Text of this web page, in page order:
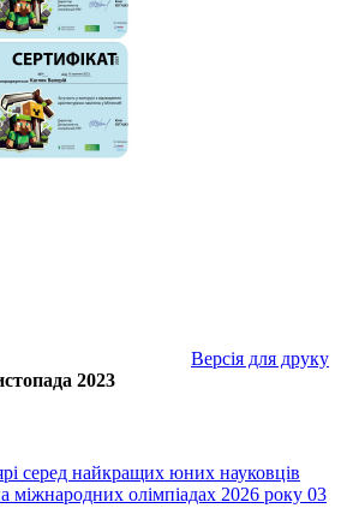
Версія для друку
2023
серед найкращих юних науковців
міжнародних олімпіадах 2026 року 03